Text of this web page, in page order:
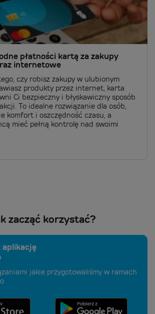
płatności kartą za zakupy
internetowe
czy robisz zakupy w ulubionym
produkty przez internet, karta
Ci bezpieczny i błyskawiczny sposób
To idealne rozwiązanie dla osób,
komfort i oszczędność czasu, a
mieć pełną kontrolę nad swoimi
zacząć korzystać?
aplikację
jakie przygotowaliśmy w ramach